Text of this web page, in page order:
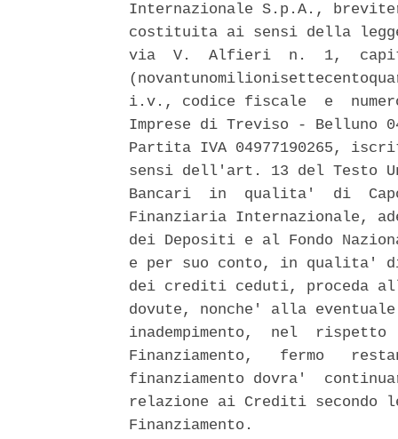
Internazionale S.p.A.,
costituita ai sensi della
via  V.  Alfieri  n.  1,
i.v., codice fiscale  e
Imprese di Treviso - Belluno
Partita IVA 04977190265,
sensi dell'art. 13 del Testo
Bancari  in  qualita'  di
Finanziaria Internazionale,
dei Depositi e al Fondo
e per suo conto, in qualita'
dei crediti ceduti, proceda
dovute, nonche' alla
inadempimento,  nel
Finanziamento,   fermo
finanziamento dovra'
relazione ai Crediti
Finanziamento.